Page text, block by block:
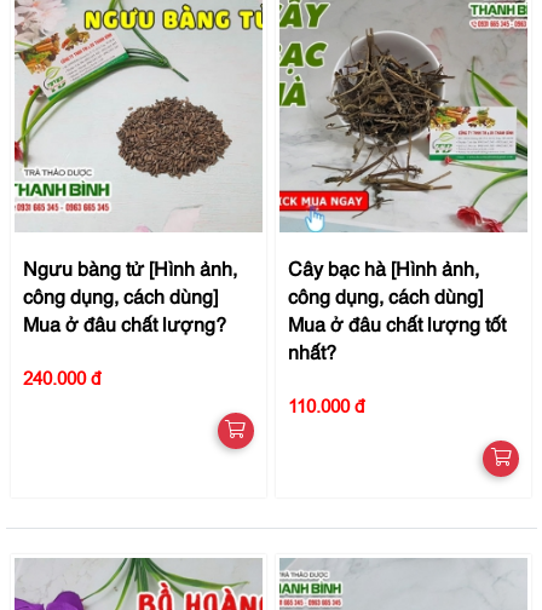
Ngưu bàng tử [Hình ảnh,
công dụng, cách dùng]
Mua ở đâu chất lượng?
240.000 đ
Cây bạc hà [Hình ảnh,
công dụng, cách dùng]
Mua ở đâu chất lượng tốt
nhất?
110.000 đ